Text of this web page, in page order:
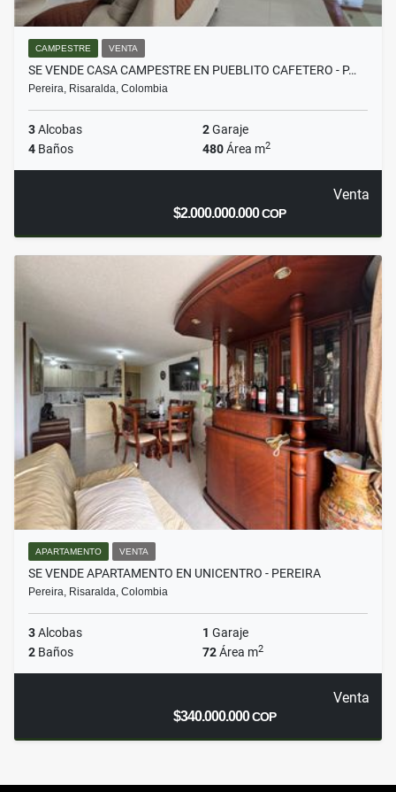
CAMPESTRE VENTA
SE VENDE CASA CAMPESTRE EN PUEBLITO CAFETERO - P…
Pereira, Risaralda, Colombia
3Alcobas 2Garaje
4 Baños 480Área m2
Venta
$2.000.000.000COP
APARTAMENTO VENTA
SE VENDE APARTAMENTO EN UNICENTRO - PEREIRA
Pereira, Risaralda, Colombia
3Alcobas 1 Garaje
2 Baños 72Área m2
Venta
$340.000.000COP